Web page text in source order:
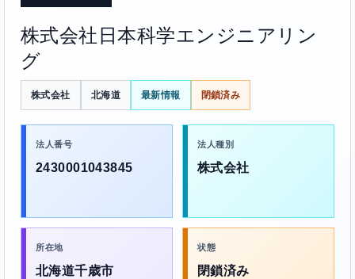
株式会社日本科学エンジニアリン
グ
株式会社 北海道 最新情報 閉鎖済み
法人番号
2430001043845
法人種別
株式会社
所在地
北海道千歳市
状態
閉鎖済み